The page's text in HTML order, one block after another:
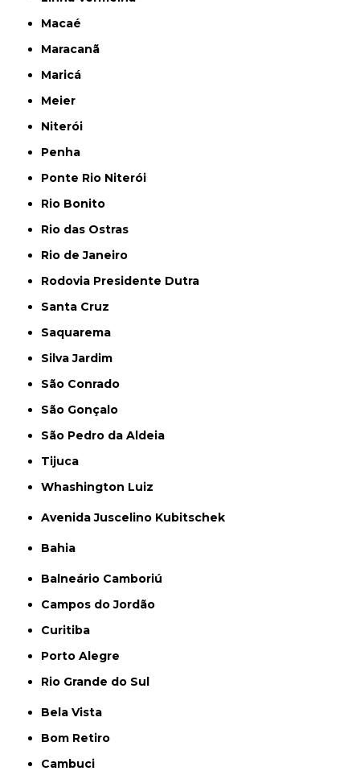
Macaé
Maracanã
Maricá
Meier
Niterói
Penha
Ponte Rio Niterói
Rio Bonito
Rio das Ostras
Rio de Janeiro
Rodovia Presidente Dutra
Santa Cruz
Saquarema
Silva Jardim
São Conrado
São Gonçalo
São Pedro da Aldeia
Tijuca
Whashington Luiz
Avenida Juscelino Kubitschek
Bahia
Balneário Camboriú
Campos do Jordão
Curitiba
Porto Alegre
Rio Grande do Sul
Bela Vista
Bom Retiro
Cambuci